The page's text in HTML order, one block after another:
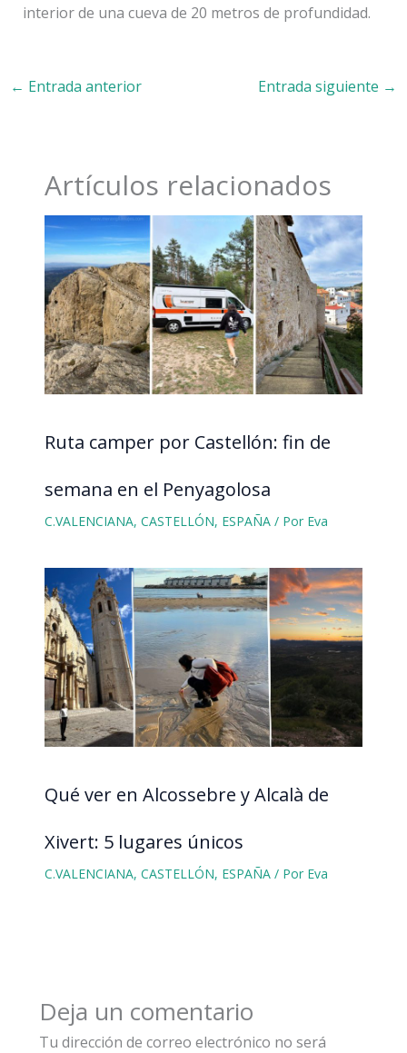
interior de una cueva de 20 metros de profundidad.
← Entrada anterior Entrada siguiente →
Artículos relacionados
Ruta camper por Castellón: fin de
semana en el Penyagolosa
C.VALENCIANA, CASTELLÓN, ESPAÑA/ Por Eva
Qué ver en Alcossebre y Alcalà de
Xivert: 5 lugares únicos
C.VALENCIANA, CASTELLÓN, ESPAÑA/ Por Eva
Deja un comentario
Tu dirección de correo electrónico no será